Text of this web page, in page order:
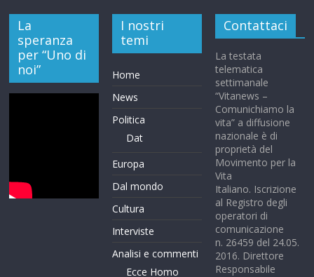
La
speranza
per “Uno di
noi”
I nostri
temi
Home
News
Politica
Dat
Europa
Dal mondo
Cultura
Interviste
Analisi e commenti
Ecce Homo
Contattaci
La testata
telematica
settimanale
“Vitanews –
Comunichiamo la
vita” a diffusione
nazionale è di
proprietà del
Movimento per la
Vita
Italiano. Iscrizione
al Registro degli
operatori di
comunicazione
n. 26459 del 24.05.
2016. Direttore
Responsabile